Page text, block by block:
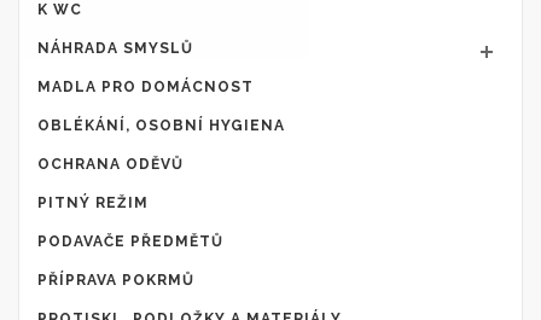
K WC
NÁHRADA SMYSLŮ
MADLA PRO DOMÁCNOST
OBLÉKÁNÍ, OSOBNÍ HYGIENA
OCHRANA ODĚVŮ
PITNÝ REŽIM
PODAVAČE PŘEDMĚTŮ
PŘÍPRAVA POKRMŮ